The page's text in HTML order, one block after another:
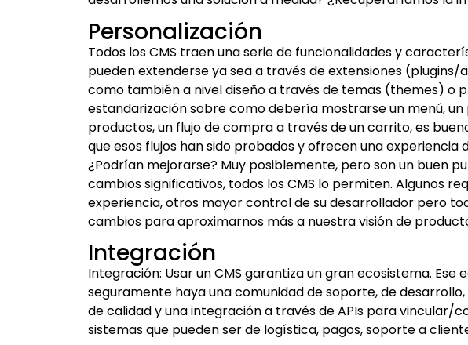
Personalización
Todos los CMS traen una serie de funcionalidades y
pueden extenderse ya sea a través de extensiones
como también a nivel diseño a través de temas (themes) o
estandarización sobre como debería mostrarse un menú,
productos, un flujo de compra a través de un carrito, es
que esos flujos han sido probados y ofrecen una experiencia
¿Podrían mejorarse? Muy posiblemente, pero son un buen
cambios significativos, todos los CMS lo permiten. Algunos
experiencia, otros mayor control de su desarrollador pero
cambios para aproximarnos más a nuestra visión de
Integración
Integración: Usar un CMS garantiza un gran ecosistema. Ese
seguramente haya una comunidad de soporte, de
de calidad y una integración a través de APIs para vincular/
sistemas que pueden ser de logística, pagos, soporte a